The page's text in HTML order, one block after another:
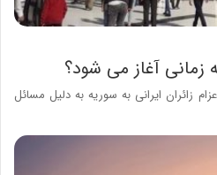
زمانی آغاز می شود؟
زائران ایرانی به سوریه به دلیل مسائل